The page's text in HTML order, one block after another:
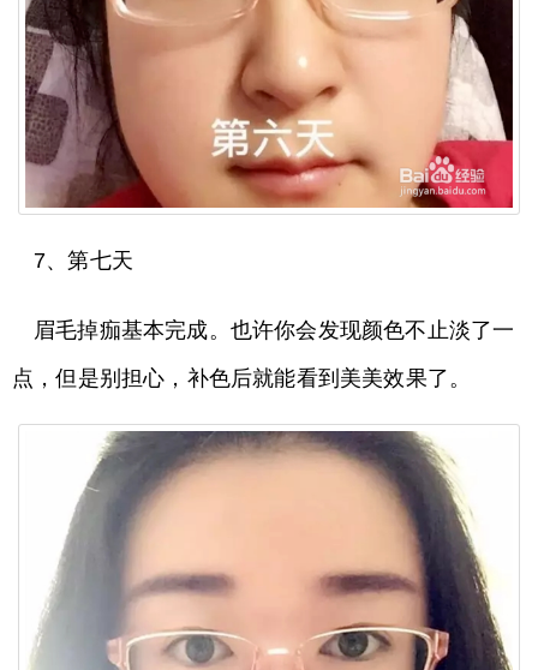
7、第七天
眉毛掉痂基本完成。也许你会发现颜色不止淡了一
点，但是别担心，补色后就能看到美美效果了。